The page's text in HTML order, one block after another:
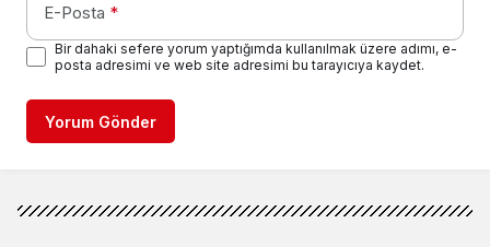
E-Posta *
Bir dahaki sefere yorum yaptığımda kullanılmak üzere adımı, e-
posta adresimi ve web site adresimi bu tarayıcıya kaydet.
Yorum Gönder